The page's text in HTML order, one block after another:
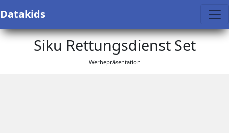
Datakids
Siku Rettungsdienst Set
Werbepräsentation